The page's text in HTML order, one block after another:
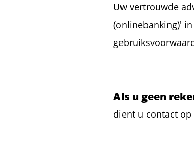
Uw vertrouwde
(onlinebanking)'
Als u geen
dient u contact